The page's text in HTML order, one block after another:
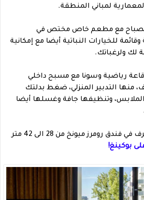
لمباني المنطقة.
الصباح مع مطعم خاص مختص في
للخيارات النباتية أيضا مع إمكانية
ولرغباتك.
رياضية وسونا مع مسبح داخلي
منها التدبير المنزلي، ضغط بدلتك
وتنظيفها جافة وغسلها أيضا
تتراوح مساحات الغرف في فندق رومرز ميونخ من 28 الى 42 متر
بوكينغ!